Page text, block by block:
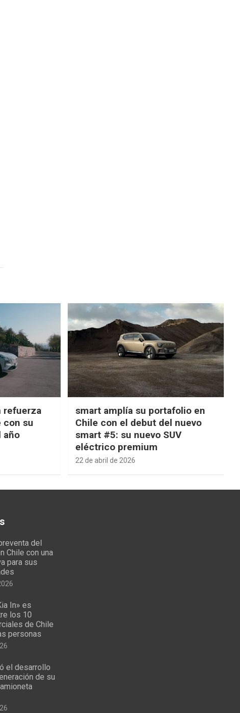
refuerza
con su
año
smart amplía su portafolio en
Chile con el debut del nuevo
smart #5: su nuevo SUV
eléctrico premium
22 de abril de 2026
del
Chile con una
para sus
In» es
los 10
de Chile
personas
el desarrollo
de su